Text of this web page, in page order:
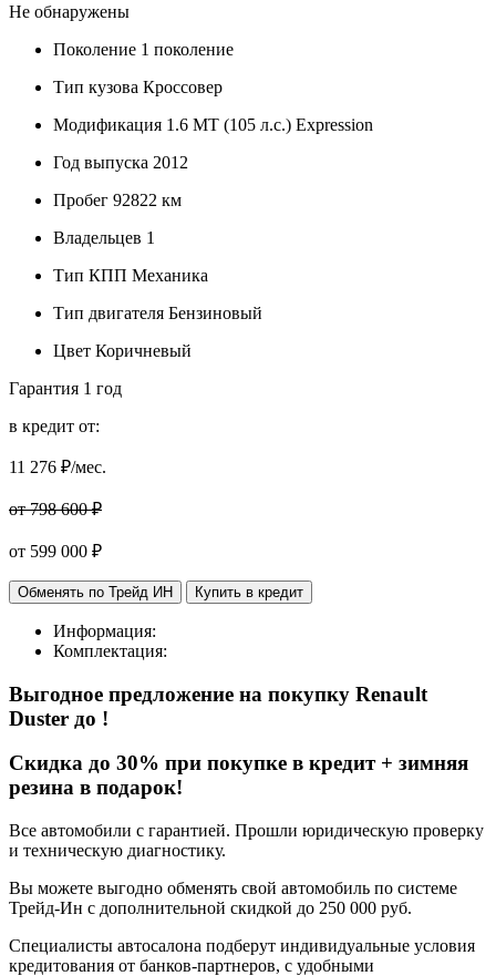
Не обнаружены
Поколение 1 поколение
Тип кузова Кроссовер
Модификация 1.6 MT (105 л.с.) Expression
Год выпуска 2012
Пробег 92822 км
Владельцев 1
Тип КПП Механика
Тип двигателя Бензиновый
Цвет Коричневый
Гарантия 1 год
в кредит от:
11 276 ₽/мес.
от 798 600 ₽
от 599 000 ₽
Обменять по Трейд ИН Купить в кредит
Информация:
Комплектация:
Выгодное предложение на покупку Renault
Duster до !
Cкидка до 30% при покупке в кредит + зимняя
резина в подарок!
Все автомобили с гарантией. Прошли юридическую проверку
и техническую диагностику.
Вы можете выгодно обменять свой автомобиль по системе
Трейд-Ин с дополнительной скидкой до 250 000 руб.
Специалисты автосалона подберут индивидуальные условия
кредитования от банков-партнеров, с удобными